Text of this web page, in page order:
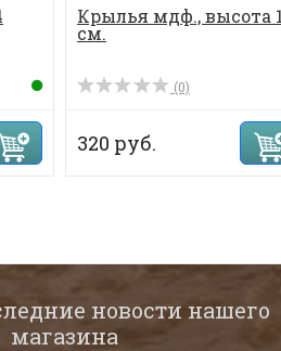
Крылья мдф., высота
см.
(0)
320 руб.
новости нашего
магазина